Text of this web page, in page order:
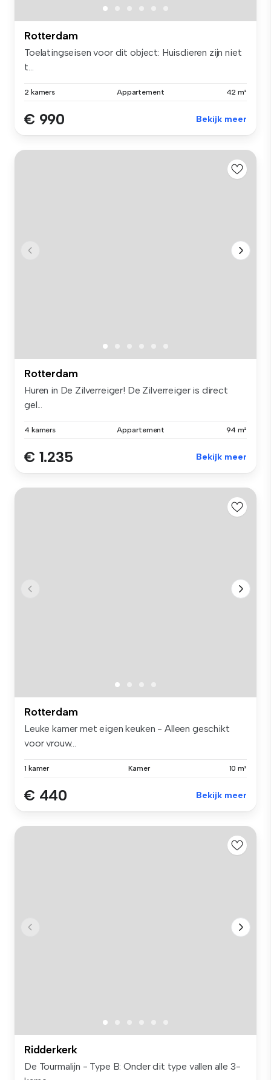
Rotterdam
Toelatingseisen voor dit object: Huisdieren zijn niet
t...
2 kamers Appartement 42 m²
€ 990 Bekijk meer
Rotterdam
Huren in De Zilverreiger! De Zilverreiger is direct
gel...
4 kamers Appartement 94 m²
€ 1.235 Bekijk meer
Rotterdam
Leuke kamer met eigen keuken - Alleen geschikt
voor vrouw...
1 kamer Kamer 10 m²
€ 440 Bekijk meer
Ridderkerk
De Tourmalijn - Type B: Onder dit type vallen alle 3-